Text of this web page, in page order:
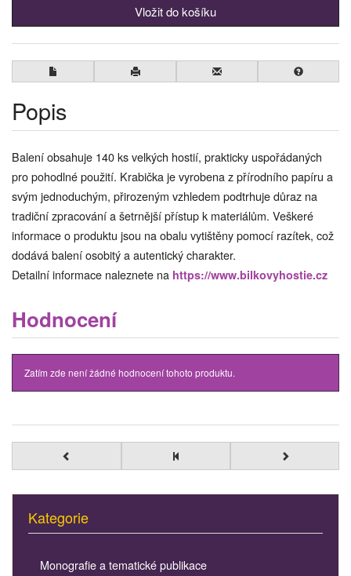
Popis
Balení obsahuje 140 ks velkých hostií, prakticky uspořádaných
pro pohodlné použití. Krabička je vyrobena z přírodního papíru a
svým jednoduchým, přirozeným vzhledem podtrhuje důraz na
tradiční zpracování a šetrnější přístup k materiálům. Veškeré
informace o produktu jsou na obalu vytištěny pomocí razítek, což
dodává balení osobitý a autentický charakter.
Detailní informace naleznete na https://www.bilkovyhostie.cz
Hodnocení
Zatím zde není žádné hodnocení tohoto produktu.
Kategorie
Monografie a tematické publikace